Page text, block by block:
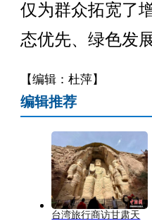
仅为群众拓宽了
态优先、绿色发
【编辑：杜萍】
编辑推荐
台湾旅行商访甘肃天